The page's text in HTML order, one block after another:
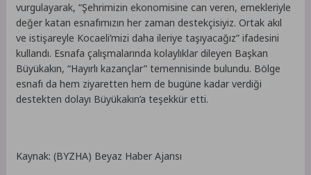
vurgulayarak, “Şehrimizin ekonomisine can veren, emekleriyle
değer katan esnafımızın her zaman destekçisiyiz. Ortak akıl
ve istişareyle Kocaeli’mizi daha ileriye taşıyacağız” ifadesini
kullandı. Esnafa çalışmalarında kolaylıklar dileyen Başkan
Büyükakın, “Hayırlı kazançlar” temennisinde bulundu. Bölge
esnafı da hem ziyaretten hem de bugüne kadar verdiği
destekten dolayı Büyükakın’a teşekkür etti.
Kaynak: (BYZHA) Beyaz Haber Ajansı